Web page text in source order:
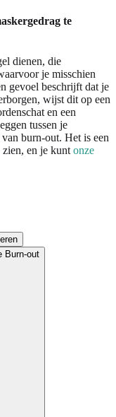
te
dienen, die
je misschien
gevoel beschrijft dat je
wijst dit op een
en een
tussen je
burn-out. Het is een
en je kunt onze
Burn-out